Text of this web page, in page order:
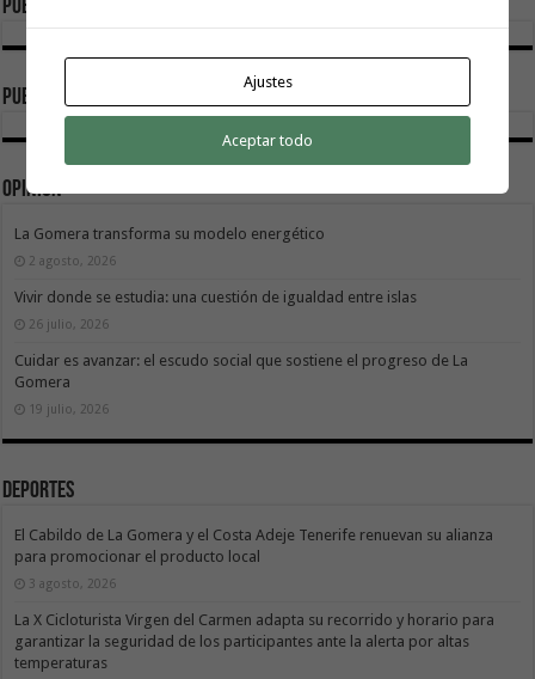
Publicidad
publicidad
Opinión
La Gomera transforma su modelo energético
2 agosto, 2026
Vivir donde se estudia: una cuestión de igualdad entre islas
26 julio, 2026
Cuidar es avanzar: el escudo social que sostiene el progreso de La
Gomera
19 julio, 2026
Deportes
El Cabildo de La Gomera y el Costa Adeje Tenerife renuevan su alianza
para promocionar el producto local
3 agosto, 2026
La X Cicloturista Virgen del Carmen adapta su recorrido y horario para
garantizar la seguridad de los participantes ante la alerta por altas
temperaturas
Ajustes
Aceptar todo